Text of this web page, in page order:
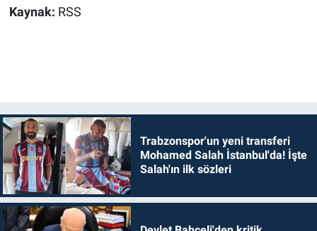
Kaynak: RSS
Trabzonspor'un yeni transferi
Mohamed Salah İstanbul'da! İşte
Salah'ın ilk sözleri